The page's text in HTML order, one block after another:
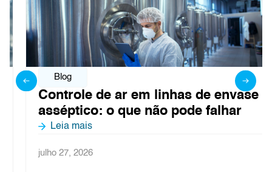
Blog
Controle de ar em linhas de envase
asséptico: o que não pode falhar
Leia mais
julho 27, 2026